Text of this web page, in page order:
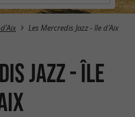
Les Mercredis Jazz - île d'Aix
Jazz - île